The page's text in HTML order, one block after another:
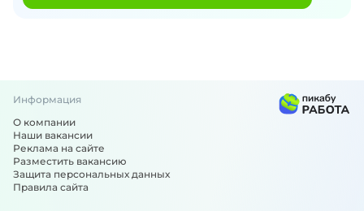
Информация
О компании
Наши вакансии
Реклама на сайте
Разместить вакансию
Защита персональных данных
Правила сайта